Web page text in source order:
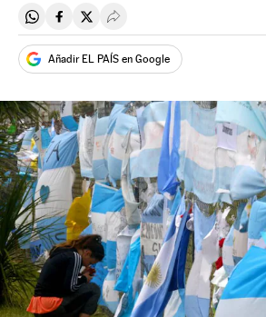
Compartir en Whatsapp
Compartir en Facebook
Compartir en Twitter
Desplegar Redes Sociales
Añadir EL PAÍS en Google